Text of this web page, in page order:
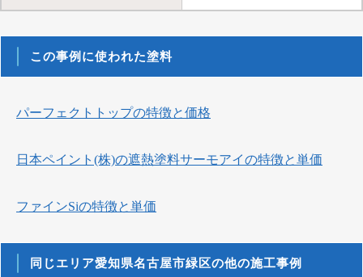
この事例に使われた塗料
パーフェクトトップの特徴と価格
日本ペイント(株)の遮熱塗料サーモアイの特徴と単価
ファインSiの特徴と単価
同じエリア愛知県名古屋市緑区の他の施工事例